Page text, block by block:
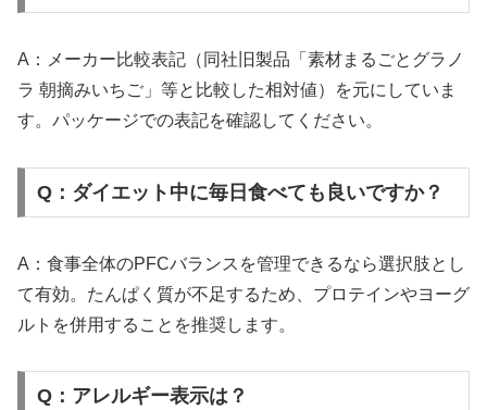
A：メーカー比較表記（同社旧製品「素材まるごとグラノ
ラ 朝摘みいちご」等と比較した相対値）を元にしていま
す。パッケージでの表記を確認してください。
Q：ダイエット中に毎日食べても良いですか？
A：食事全体のPFCバランスを管理できるなら選択肢とし
て有効。たんぱく質が不足するため、プロテインやヨーグ
ルトを併用することを推奨します。
Q：アレルギー表示は？